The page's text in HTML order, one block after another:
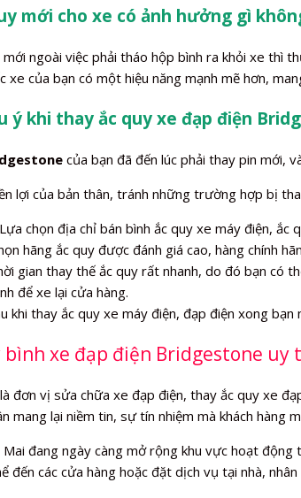
mới cho xe có ảnh hưởng gì
mới ngoài việc phải tháo hộp bình ra khỏi xe thì
xe của bạn có một hiệu năng mạnh mẽ hơn,
ý khi thay ắc quy xe đạp điện
của bạn đã đến lúc phải thay pin mới,
lợi của bản thân, tránh những trường hợp bị
chọn địa chỉ bán bình ắc quy xe máy điện,
hãng ắc quy được đánh giá cao, hàng chính
gian thay thế ắc quy rất nhanh, do đó bạn có
để xe lại cửa hàng.
khi thay ắc quy xe máy điện, đạp điện xong
xe đạp điện Bridgestone uy
đơn vị sửa chữa xe đạp điện, thay ắc quy xe
mang lại niềm tin, sự tín nhiệm mà khách hàng
đang ngày càng mở rộng khu vực hoạt động
đến các cửa hàng hoặc đặt dịch vụ tại nhà,